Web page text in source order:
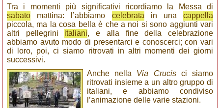
Tra i momenti più significativi ricordiamo la Messa di
sabato mattina: l’abbiamo celebrata in una cappella
piccola, ma la cosa bella è che a noi si sono aggiunti vari
altri pellegrini italiani, e alla fine della celebrazione
abbiamo avuto modo di presentarci e conoscerci; con vari
di loro, poi, ci siamo ritrovati in altri momenti dei giorni
successivi.
Anche nella Via Crucisci siamo
ritrovati insieme a un altro gruppo di
italiani, e abbiamo condiviso
l’animazione delle varie stazioni.